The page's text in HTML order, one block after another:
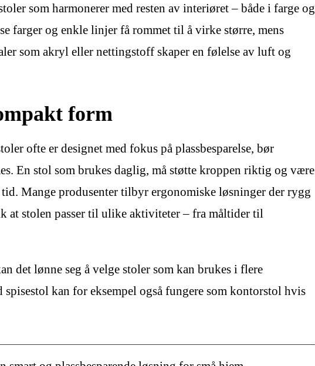
som harmonerer med resten av interiøret – både i farge og
farger og enkle linjer få rommet til å virke større, mens
som akryl eller nettingstoff skaper en følelse av luft og
form
ofte er designet med fokus på plassbesparelse, bør
En stol som brukes daglig, må støtte kroppen riktig og være
Mange produsenter tilbyr ergonomiske løsninger der rygg
at stolen passer til ulike aktiviteter – fra måltider til
det lønne seg å velge stoler som kan brukes i flere
spisestol kan for eksempel også fungere som kontorstol hvis